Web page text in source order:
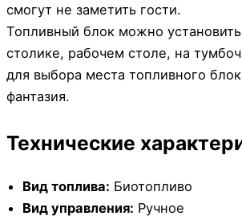
смогут не заметить гости.
Топливный блок можно
столике, рабочем столе, на
для выбора места топливного
фантазия.
Технические
Вид топлива: Биотопливо
Вид управления: Ручное